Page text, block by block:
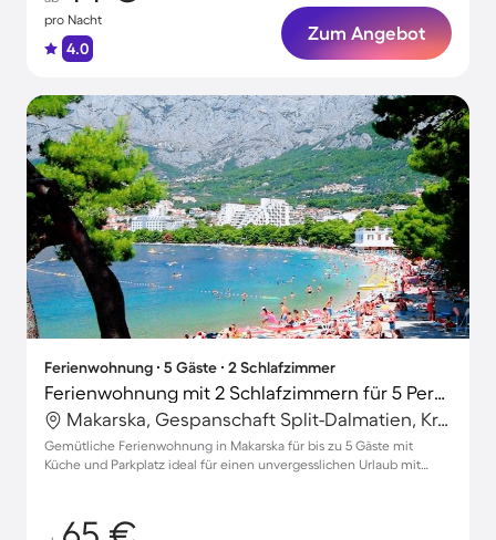
pro Nacht
4.0
Zum Angebot
Ferienwohnung ∙ 5 Gäste ∙ 2 Schlafzimmer
Ferienwohnung mit 2 Schlafzimmern für 5 Personen
Makarska, Gespanschaft Split-Dalmatien, Kroatien
Gemütliche Ferienwohnung in Makarska für bis zu 5 Gäste mit
Küche und Parkplatz ideal für einen unvergesslichen Urlaub mit